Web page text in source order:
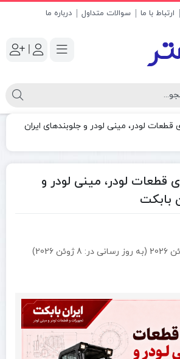
ارتباط با ما سوالات متداول درباره ما
|
قطعات لودر، مینی لودر و جلوبندهای ایران
قطعات لودر، مینی لودر و
بابکت